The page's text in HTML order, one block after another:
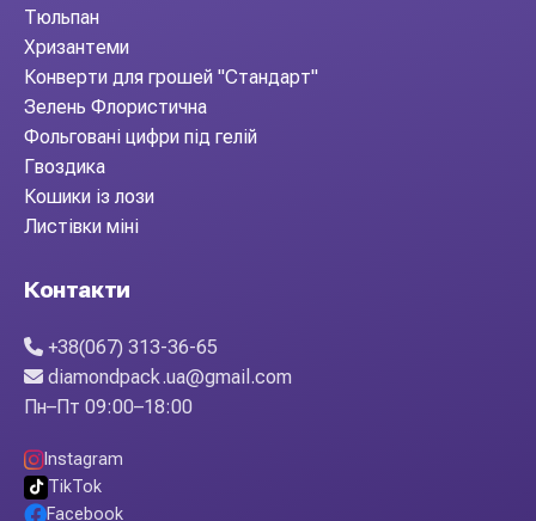
Тюльпан
Хризантеми
Конверти для грошей "Стандарт"
Зелень Флористична
Фольговані цифри під гелій
Гвоздика
Кошики із лози
Листівки міні
Контакти
+38(067) 313-36-65
diamondpack.ua@gmail.com
Пн–Пт 09:00–18:00
Instagram
TikTok
Facebook